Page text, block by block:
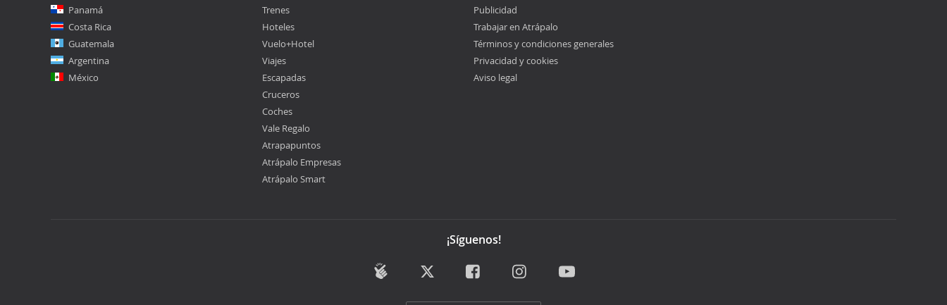
Panamá
Costa Rica
Guatemala
Argentina
México
Trenes
Hoteles
Vuelo+Hotel
Viajes
Escapadas
Cruceros
Coches
Vale Regalo
Atrapapuntos
Atrápalo Empresas
Atrápalo Smart
Publicidad
Trabajar en Atrápalo
Términos y condiciones generales
Privacidad y cookies
Aviso legal
¡Síguenos!